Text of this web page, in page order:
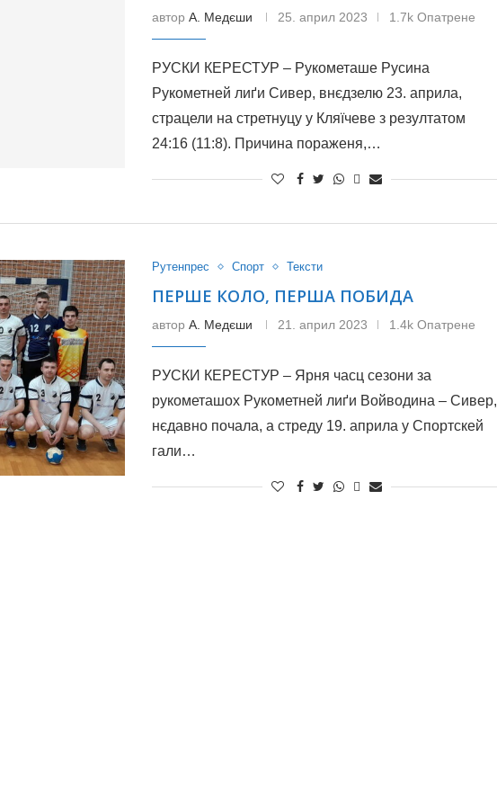
автор А. Медєши 25. април 2023 1.7k Опатрене
РУСКИ КЕРЕСТУР – Рукометаше Русина
Рукометней лиґи Сивер, внєдзелю 23. априла,
страцели на стретнуцу у Кляїчеве з резултатом
24:16 (11:8). Причина пораженя,…
Рутенпрес Спорт Тексти
ПЕРШЕ КОЛО, ПЕРША ПОБИДА
автор А. Медєши 21. април 2023 1.4k Опатрене
РУСКИ КЕРЕСТУР – Ярня часц сезони за
рукометашох Рукометней лиґи Войводина – Сивер,
нєдавно почала, а стреду 19. априла у Спортскей
гали…